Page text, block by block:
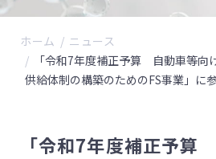
ホーム
ニュース
「令和7年度補正予算 自動車等向
供給体制の構築のためのFS事業」に
「令和7年度補正予